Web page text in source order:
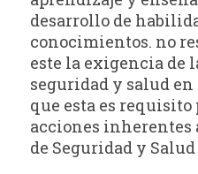
desarrollo de
conocimientos. no
este la exigencia de
seguridad y salud en
que esta es requisito
acciones inherentes
de Seguridad y